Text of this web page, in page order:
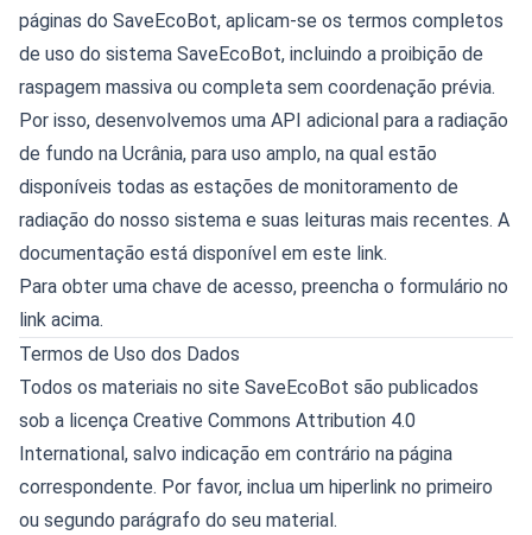
páginas do SaveEcoBot, aplicam-se os termos completos
de uso do sistema SaveEcoBot, incluindo a proibição de
raspagem massiva ou completa sem coordenação prévia.
Por isso, desenvolvemos uma API adicional para a radiação
de fundo na Ucrânia, para uso amplo, na qual estão
disponíveis todas as estações de monitoramento de
radiação do nosso sistema e suas leituras mais recentes. A
documentação está disponível em este link.
Para obter uma chave de acesso, preencha o formulário no
link acima.
Termos de Uso dos Dados
Todos os materiais no site SaveEcoBot são publicados
sob a licença Creative Commons Attribution 4.0
International, salvo indicação em contrário na página
correspondente. Por favor, inclua um hiperlink no primeiro
ou segundo parágrafo do seu material.